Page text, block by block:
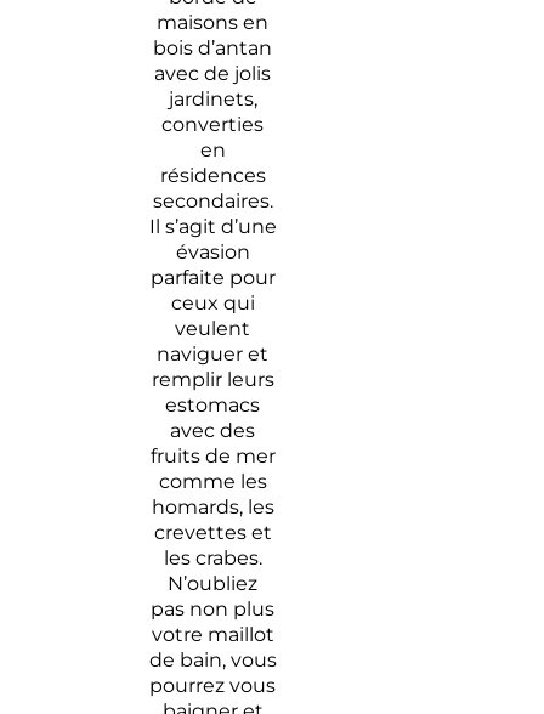
maisons en
bois d’antan
avec de jolis
jardinets,
converties
en
résidences
secondaires.
Il s’agit d’une
évasion
parfaite pour
ceux qui
veulent
naviguer et
remplir leurs
estomacs
avec des
fruits de mer
comme les
homards, les
crevettes et
les crabes.
N’oubliez
pas non plus
votre maillot
de bain, vous
pourrez vous